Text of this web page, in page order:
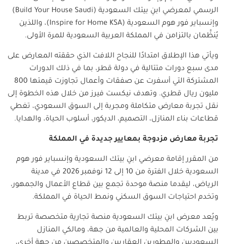
الرسمي لمعرضي ابنِ بيتك السعودية (Build Your House Saudi)
وإنسباير فور هوم السعودية (Inspire for Home KSA)
، واللذين
يُنظَّمان بالتزامن في المملكة العربية السعودية للمرة الأولى.
ويأتي هذا الإطلاق امتدادًا للنجاح اللافت الذي حققته المعارض على
مدى سبع دورات متتالية في دولة قطر، بما في ذلك الدورات
المشتركة التي أسفرت عن صفقات وأعمال تجاوزت قيمتها 800
مليون ريال قطري. وتهدف نيكست فيرز من خلال هذه الخطوة إلى
نقل تجربة معارض متكاملة ومجربة إلى السوق السعودي، تغطي
قطاعات بناء المنازل، التصميم، الديكور، أسلوب الحياة، والهدايا.
تجربة معارض مزدوجة بمعايير جديدة في المملكة
من المقرر إقامة معرضي ابنِ بيتك السعودية وإنسباير فور هوم
السعودية خلال الفترة من 10
إلى 12 نوفمبر 2026 في مدينة
الرياض، ليقدما منصة موحدة تجمع بين قطاع الأعمال والجمهور،
وتخدم احتياجات السوق السكني ونمط الحياة في المملكة.
ويُعد معرض ابنِ بيتك السعودية منصة تجارية متخصصة تربط
بين الشركات المحلية والعالمية من جهة، ومالكي المنازل